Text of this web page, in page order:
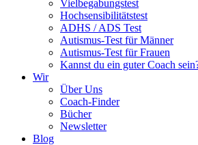
Vielbegabungstest
Hochsensibilitätstest
ADHS / ADS Test
Autismus-Test für Männer
Autismus-Test für Frauen
Kannst du ein guter Coach
Wir
Über Uns
Coach-Finder
Bücher
Newsletter
Blog